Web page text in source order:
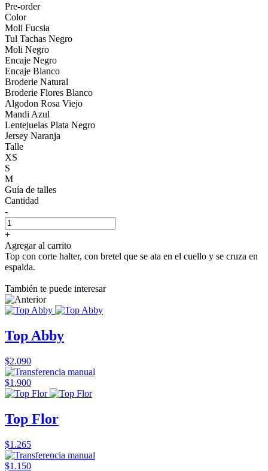
Pre-order
Color
Moli Fucsia
Tul Tachas Negro
Moli Negro
Encaje Negro
Encaje Blanco
Broderie Natural
Broderie Flores Blanco
Algodon Rosa Viejo
Mandi Azul
Lentejuelas Plata Negro
Jersey Naranja
Talle
XS
S
M
Guía de talles
Cantidad
-
+
Agregar al carrito
Top con corte halter, con bretel que se ata en el cuello y se cruza en
espalda.
También te puede interesar
Top Abby
$2.090
$1.900
Top Flor
$1.265
$1.150